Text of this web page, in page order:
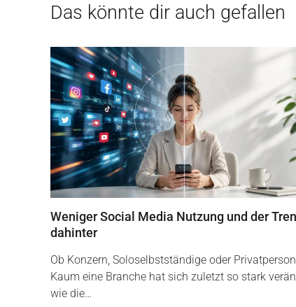
Das könnte dir auch gefallen
Weniger Social Media Nutzung und der
dahinter
Ob Konzern, Soloselbstständige oder
Kaum eine Branche hat sich zuletzt so stark
wie die…